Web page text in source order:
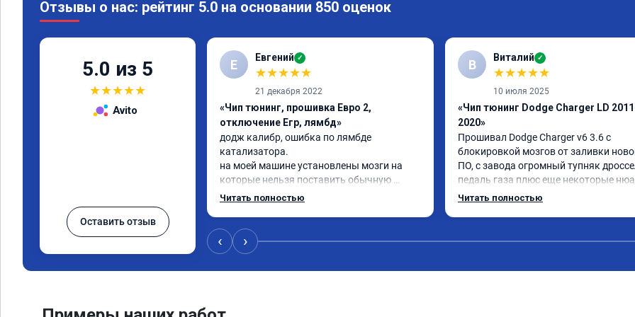
Отзывы о нас: рейтинг 5.0 на основании 850 оценок
5.0 из 5
★★★★★
Avito
Оставить отзыв
Е Евгений ✓
★★★★★
21 декабря 2022
«Чип тюнинг, прошивка Евро 2,
отключение Егр, лямбд»
додж калибр, ошибка по лямбде
катализатора.
на моей машине установлены мозги на
которые нельзя поставить обычную
прошивку под евро 2.
который изменил код, далее Даниил за 30
сек залил его в мозги.
Читать полностью
В Виталий ✓
★★★★★
10 июля 2025
«Чип тюнинг Dodge Charger LD
2020»
Прошивал Dodge Charger v6 3.6 с
блокировкой мозгов от заливки
ПО, с завода огромный тупняк
педаль газа плюс еще некоторые
приехал снизить до минимума этот
Читать полностью
‹ ›